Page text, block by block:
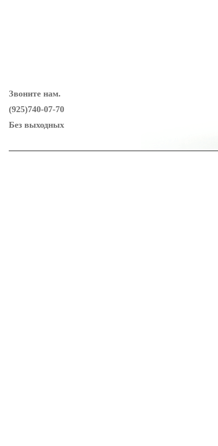
Звоните нам.
(925)740-07-70
Без выходных